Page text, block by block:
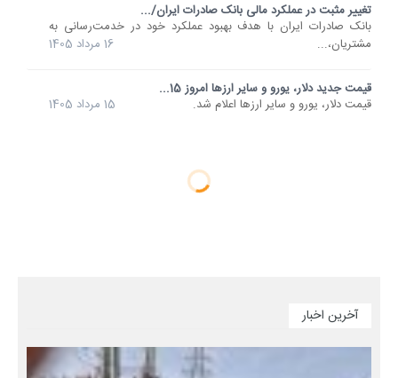
تغییر مثبت در عملکرد مالی بانک صادرات ایران/...
​بانک صادرات ایران با هدف بهبود عملکرد خود در خدمت‌رسانی به
مشتریان،...
16 مرداد 1405
قیمت جدید دلار، یورو و سایر ارزها امروز 15...
قیمت دلار، یورو و سایر ارزها اعلام شد.
15 مرداد 1405
آخرین اخبار